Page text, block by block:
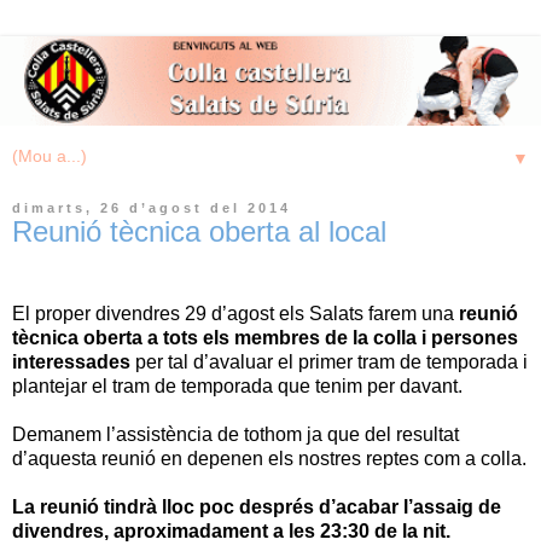
▼
dimarts, 26 d’agost del 2014
Reunió tècnica oberta al local
El proper divendres 29 d’agost els Salats farem una reunió
tècnica oberta a tots els membres de la colla i persones
interessades per tal d’avaluar el primer tram de temporada i
plantejar el tram de temporada que tenim per davant.
Demanem l’assistència de tothom ja que del resultat
d’aquesta reunió en depenen els nostres reptes com a colla.
La reunió tindrà lloc poc després d’acabar l’assaig de
divendres, aproximadament a les 23:30 de la nit.